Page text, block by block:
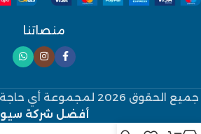
منصاتنا
جميع الحقوق 2026 لمجموعة أي حاجة
أفضل شركة سيو